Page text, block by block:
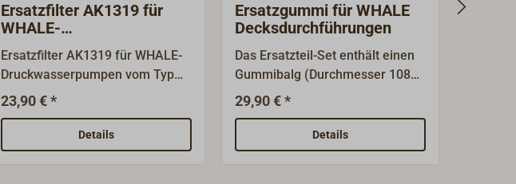
Ersatzfilter AK1319 für
WHALE-
Druckwasserpumpen
Ersatzfilter AK1319 für WHALE-
Druckwasserpumpen vom Typ
WATERMASTER und
UNIVERSAL. Für 15mm-WHALE-
QUICK-CONNECT-
Anschluss.Technische
23,90 € *
Details
Ersatzgummi für WHALE
Decksdurchführungen
Das Ersatzteil-Set enthält einen
Gummibalg (Durchmesser 108
mm) und einen O-Ring, passend
zu verschiedenen
Unterdeckdurchführungen für
WHALE und HENDERSON-
29,90 € *
Details